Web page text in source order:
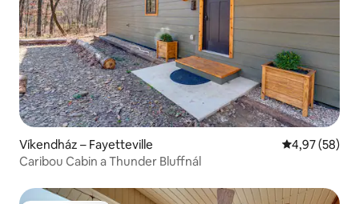
Víkendház – Fayetteville Átlagos
4,97 (58)
Caribou Cabin a Thunder Bluffnál